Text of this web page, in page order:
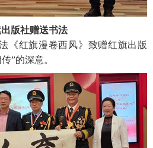
版社赠送书法
《红旗漫卷西风》致赠红旗出版
”的深意。